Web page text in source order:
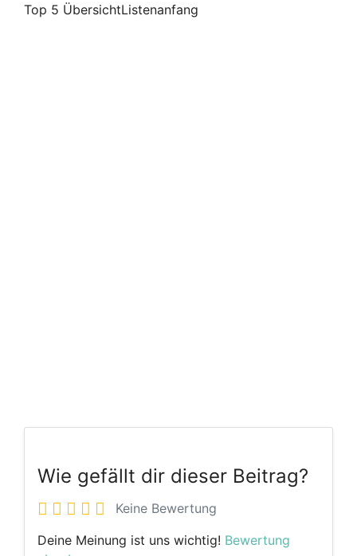
Top 5 ÜbersichtListenanfang
Wie gefällt dir dieser Beitrag?
Keine Bewertung
Deine Meinung ist uns wichtig! Bewertung